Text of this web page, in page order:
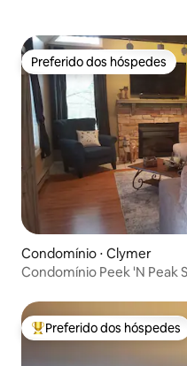
Preferido dos hóspedes
Preferido dos hóspedes
Condomínio ⋅ Clymer
Condomínio Peek 'N Peak
Entre os melhores
Preferido dos hóspedes